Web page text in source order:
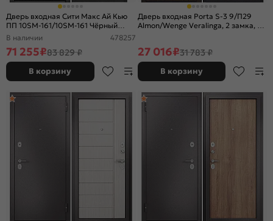
Дверь входная Сити Макс Ай Кью
ПП 10SM-161/10SM-161 Чёрный
матовый/Белый матовый, 2 замка
В наличии 478257
71 255₽83 829 ₽
В корзину
Дверь входная Porta S-3 9/П29
Almon/Wenge Veralinga, 2 замка, с
27 016₽31 783 ₽
В корзину